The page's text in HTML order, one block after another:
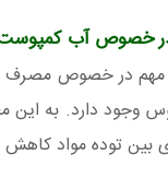
خصوص آب کمپوست
مهم در خصوص مصرف
بین توده مواد کاهش